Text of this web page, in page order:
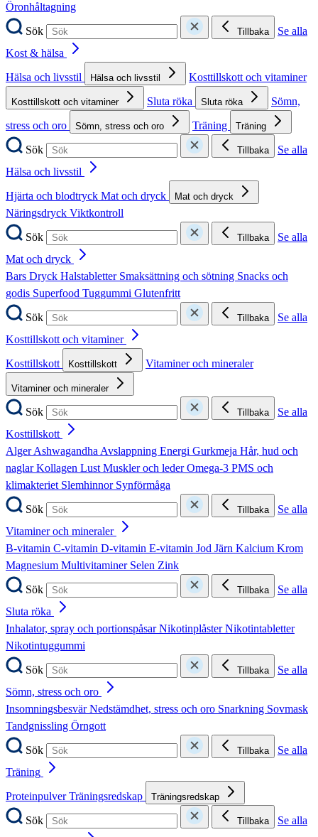
Öronhåltagning
Sök
Tillbaka
Se alla
Kost & hälsa
Hälsa och livsstil
Hälsa och livsstil Kosttillskott och vitaminer
Kosttillskott och vitaminer Sluta röka Sluta röka
Sömn,
stress och oro
Sömn, stress och oro Träning Träning
Sök Tillbaka
Se alla
Hälsa och livsstil
Hjärta och blodtryck Mat och dryck Mat och dryck
Näringsdryck Viktkontroll
Sök
Tillbaka
Se alla
Mat och dryck
Bars Dryck Halstabletter Smaksättning och sötning Snacks och
godis Superfood Tuggummi Glutenfritt
Sök
Tillbaka
Se alla
Kosttillskott och vitaminer
Kosttillskott
Kosttillskott Vitaminer och mineraler
Vitaminer och mineraler
Sök Tillbaka
Se alla
Kosttillskott
AlgerAshwagandhaAvslappning Energi Gurkmeja Hår, hud och
naglarKollagen LustMuskler och lederOmega-3 PMS och
klimakteriet Slemhinnor Synförmåga
Sök
Tillbaka
Se alla
Vitaminer och mineraler
B-vitamin C-vitamin D-vitamin E-vitamin Jod Järn Kalcium Krom
Magnesium Multivitaminer Selen Zink
Sök
Tillbaka
Se alla
Sluta röka
Inhalator, spray och portionspåsarNikotinplåsterNikotintabletter
Nikotintuggummi
Sök
Tillbaka
Se alla
Sömn, stress och oro
InsomningsbesvärNedstämdhet, stress och oro Snarkning Sovmask
Tandgnissling Örngott
Sök
Tillbaka
Se alla
Träning
ProteinpulverTräningsredskap Träningsredskap
Sök Tillbaka
Se alla